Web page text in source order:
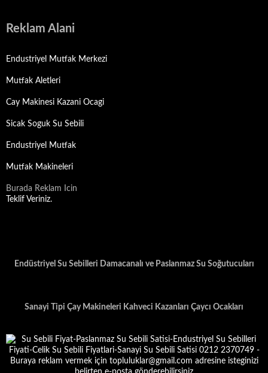
Reklam Alani
Endustriyel Mutfak Merkezi
Mutfak Aletleri
Cay Makinesi Kazani Ocagi
Sicak Soguk Su Sebili
Endustriyel Mutfak
Mutfak Makineleri
Burada Reklam Icin
Teklif Veriniz.
Endüstriyel Su Sebilleri Damacanalı ve Paslanmaz Su Soğutucuları
Sanayi Tipi Çay Makineleri Kahveci Kazanları Çaycı Ocakları